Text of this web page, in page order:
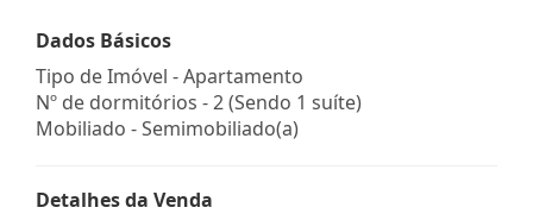
Dados Básicos
Tipo de Imóvel - Apartamento
Nº de dormitórios - 2 (Sendo 1 suíte)
Mobiliado - Semimobiliado(a)
Detalhes da Venda